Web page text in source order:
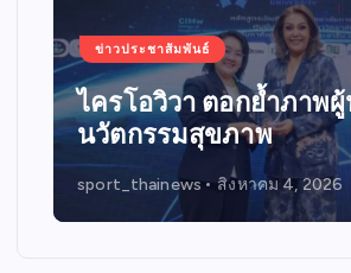
ข่าวประชาสัมพันธ์
New Take Home
admin1 สิงหาคม 1, 2026